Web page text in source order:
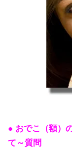
● おでこ（額）
て～質問